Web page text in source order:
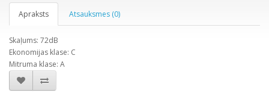
Apraksts Atsauksmes (0)
Skaļums: 72dB
Ekonomijas klase: C
Mitruma klase: A